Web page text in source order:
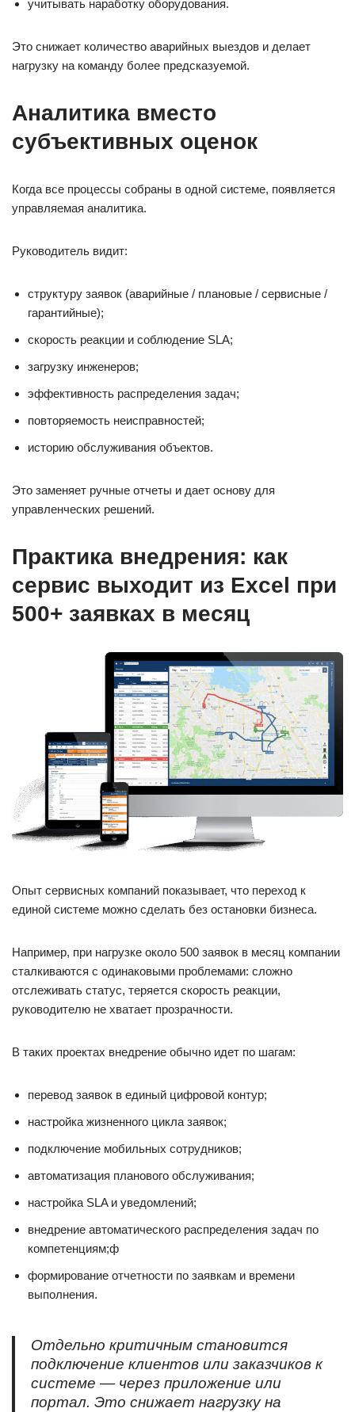
учитывать наработку оборудования.
Это снижает количество аварийных выездов и делает
нагрузку на команду более предсказуемой.
Аналитика вместо
субъективных оценок
Когда все процессы собраны в одной системе, появляется
управляемая аналитика.
Руководитель видит:
структуру заявок (аварийные / плановые / сервисные /
гарантийные);
скорость реакции и соблюдение SLA;
загрузку инженеров;
эффективность распределения задач;
повторяемость неисправностей;
историю обслуживания объектов.
Это заменяет ручные отчеты и дает основу для
управленческих решений.
Практика внедрения: как
сервис выходит из Excel при
500+ заявках в месяц
Опыт сервисных компаний показывает, что переход к
единой системе можно сделать без остановки бизнеса.
Например, при нагрузке около 500 заявок в месяц компании
сталкиваются с одинаковыми проблемами: сложно
отслеживать статус, теряется скорость реакции,
руководителю не хватает прозрачности.
В таких проектах внедрение обычно идет по шагам:
перевод заявок в единый цифровой контур;
настройка жизненного цикла заявок;
подключение мобильных сотрудников;
автоматизация планового обслуживания;
настройка SLA и уведомлений;
внедрение автоматического распределения задач по
компетенциям;ф
формирование отчетности по заявкам и времени
выполнения.
Отдельно критичным становится
подключение клиентов или заказчиков к
системе — через приложение или
портал. Это снижает нагрузку на